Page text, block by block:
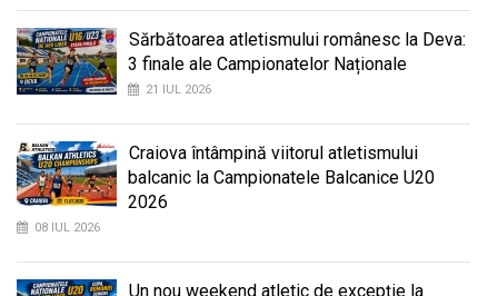
Sărbătoarea atletismului românesc la Deva:
3 finale ale Campionatelor Naționale
21 IUL 2026
Craiova întâmpină viitorul atletismului
balcanic la Campionatele Balcanice U20
2026
08 IUL 2026
Un nou weekend atletic de excepție la